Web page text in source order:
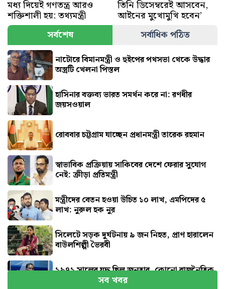
মধ্য দিয়েই গণতন্ত্র আরও
শক্তিশালী হয়: তথ্যমন্ত্রী
তিনি ডিসেম্বরেই আসবেন,
আইনের মুখোমুখি হবেন’
সর্বশেষ
সর্বাধিক পঠিত
নাটোরে বিমানমন্ত্রী ও হুইপের পথসভা থেকে উদ্ধার
অস্ত্রটি খেলনা পিস্তল
হাসিনার বক্তব্য ভারত সমর্থন করে না: রণধীর
জয়সওয়াল
রোববার চট্টগ্রাম যাচ্ছেন প্রধানমন্ত্রী তারেক রহমান
স্বাভাবিক প্রক্রিয়ায় সাকিবের দেশে ফেরার সুযোগ
নেই: ক্রীড়া প্রতিমন্ত্রী
মন্ত্রীদের বেতন হওয়া উচিত ১০ লাখ, এমপিদের ৫
লাখ: নুরুল হক নুর
সিলেটে সড়ক দুর্ঘটনায় ৯ জন নিহত, প্রাণ হারালেন
বাউলশিল্পী ভৈরবী
১৯৭১ সালের যুদ্ধ ছিল জনতার, কোনো রাজনৈতিক
দলের নয় : ভারপ্রাপ্ত রাষ্ট্রপতি
সব খবর